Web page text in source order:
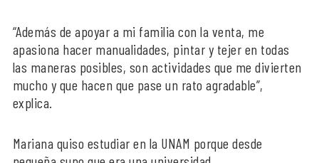
“Además de apoyar a mi familia con la venta, me
apasiona hacer manualidades, pintar y tejer en todas
las maneras posibles, son actividades que me divierten
mucho y que hacen que pase un rato agradable”,
explica.
Mariana quiso estudiar en la UNAM porque desde